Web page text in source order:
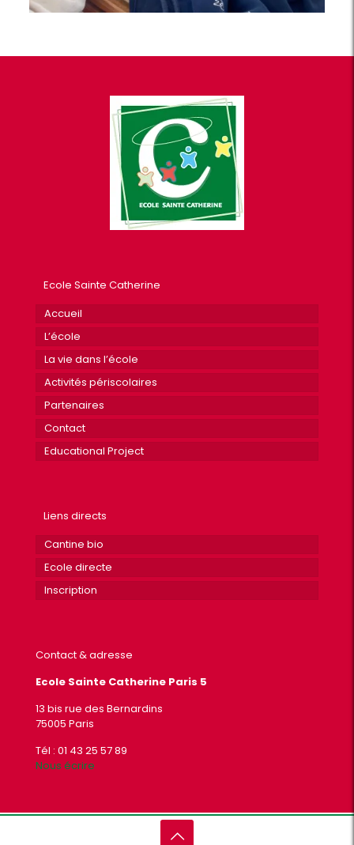
Ecole Sainte Catherine
Accueil
L’école
La vie dans l’école
Activités périscolaires
Partenaires
Contact
Educational Project
Liens directs
Cantine bio
Ecole directe
Inscription
Contact & adresse
Ecole Sainte Catherine Paris 5
13 bis rue des Bernardins
75005 Paris
Tél : 01 43 25 57 89
Nous écrire